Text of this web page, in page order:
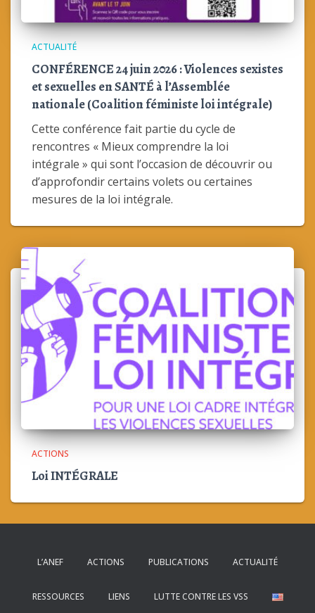
ACTUALITÉ
CONFÉRENCE 24 juin 2026 : Violences sexistes
et sexuelles en SANTÉ à l’Assemblée
nationale (Coalition féministe loi intégrale)
Cette conférence fait partie du cycle de
rencontres « Mieux comprendre la loi
intégrale » qui sont l’occasion de découvrir ou
d’approfondir certains volets ou certaines
mesures de la loi intégrale.
ACTIONS
Loi INTÉGRALE
L’ANEF ACTIONS PUBLICATIONS ACTUALITÉ
RESSOURCES LIENS LUTTE CONTRE LES VSS